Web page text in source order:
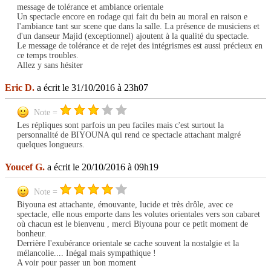
message de tolérance et ambiance orientale
Un spectacle encore en rodage qui fait du bein au moral en raison e
l'ambiance tant sur scene que dans la salle. La présence de musiciens et
d'un danseur Majid (exceptionnel) ajoutent à la qualité du spectacle.
Le message de tolérance et de rejet des intégrismes est aussi précieux en
ce temps troubles.
Allez y sans hésiter
Eric D. a écrit le 31/10/2016 à 23h07
Note =
Les répliques sont parfois un peu faciles mais c'est surtout la
personnalité de BIYOUNA qui rend ce spectacle attachant malgré
quelques longueurs.
Youcef G. a écrit le 20/10/2016 à 09h19
Note =
Biyouna est attachante, émouvante, lucide et très drôle, avec ce
spectacle, elle nous emporte dans les volutes orientales vers son cabaret
où chacun est le bienvenu , merci Biyouna pour ce petit moment de
bonheur.
Derrière l'exubérance orientale se cache souvent la nostalgie et la
mélancolie.... Inégal mais sympathique !
A voir pour passer un bon moment